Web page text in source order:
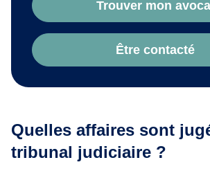
Trouver mon
Être contacté
Quelles affaires sont
tribunal judiciaire ?